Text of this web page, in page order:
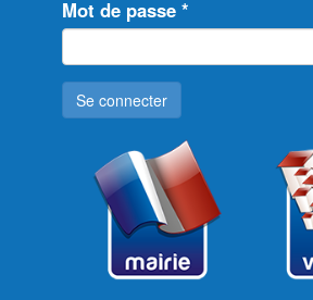
Mot de passe *
Se connecter